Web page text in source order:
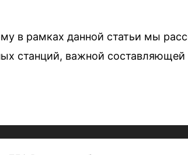
в рамках данной статьи мы
станций, важной составляющей